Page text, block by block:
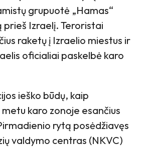
grupuotė „Hamas“
prieš Izraelį. Teroristai
raketų į Izraelio miestus ir
oficialiai paskelbė karo
ieško būdų, kaip
karo zonoje esančius
rytą posėdžiavęs
valdymo centras (NKVC)